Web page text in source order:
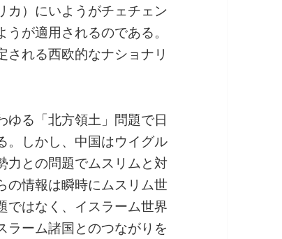
カ）にいようがチェチェン
が適用されるのである。
れる西欧的なナショナリ
ゆる「北方領土」問題で日
。しかし、中国はウイグル
力との問題でムスリムと対
の情報は瞬時にムスリム世
ではなく、イスラーム世界
ラーム諸国とのつながりを